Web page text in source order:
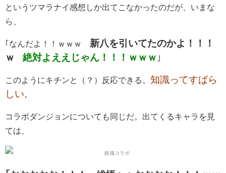
というツマラナイ感想しか出てこなかったのだが、いまな
ら、
｢なんだよ！！ｗｗｗ 新八を引いてたのかよ！！！
ｗ
絶対よええじゃん！！！ｗｗｗ ｣
このようにキチンと（？）反応できる。 知識ってすばら
しい
コラボダンジョンについても同じだ。出てくるキャラを見
ては、